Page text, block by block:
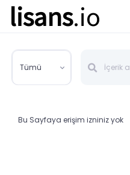
lisans.io
Tümü
Bu Sayfaya erişim izniniz yok